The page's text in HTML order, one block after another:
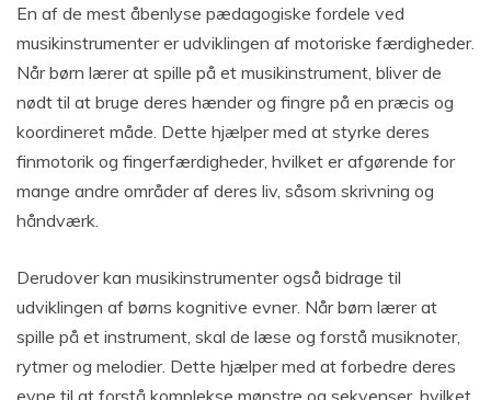
En af de mest åbenlyse pædagogiske fordele ved
musikinstrumenter er udviklingen af motoriske færdigheder.
Når børn lærer at spille på et musikinstrument, bliver de
nødt til at bruge deres hænder og fingre på en præcis og
koordineret måde. Dette hjælper med at styrke deres
finmotorik og fingerfærdigheder, hvilket er afgørende for
mange andre områder af deres liv, såsom skrivning og
håndværk.
Derudover kan musikinstrumenter også bidrage til
udviklingen af børns kognitive evner. Når børn lærer at
spille på et instrument, skal de læse og forstå musiknoter,
rytmer og melodier. Dette hjælper med at forbedre deres
evne til at forstå komplekse mønstre og sekvenser, hvilket